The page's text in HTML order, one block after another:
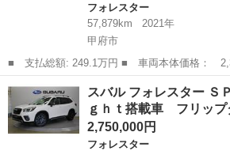
フォレスター
57,879km
2021年
甲府市
■ 支払総額: 249.1万円 ■ 車両本体価格： 2,398,000 円 ■ メーカ
ー名： スバル ■ 車種名： フォレスター ■
ｖａｎｃｅ ＥｙｅＳｉｇｈｔ搭載車 ハンズ
量： 2...
山梨 甲府市
スバル フォレスター Ｓ
ｇｈｔ搭載車 フリッ
2,750,000円
フォレスター